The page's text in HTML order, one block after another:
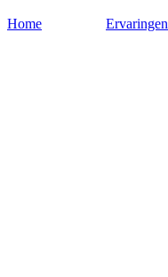
Home Ervaringen